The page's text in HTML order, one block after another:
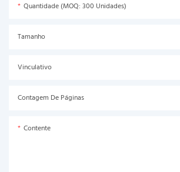
Quantidade (MOQ: 300 Unidades)
Tamanho
Vinculativo
Contagem De Páginas
Contente